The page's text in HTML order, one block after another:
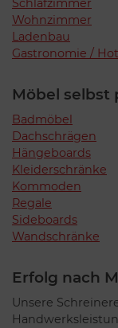
Schlafzimmer
Wohnzimmer
Ladenbau
Gastronomie /
Möbel selbst
Badmöbel
Dachschrägen
Hängeboards
Kleiderschränke
Kommoden
Regale
Sideboards
Wandschränke
Erfolg nach
Unsere